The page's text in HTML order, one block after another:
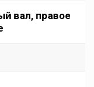
вал, правое